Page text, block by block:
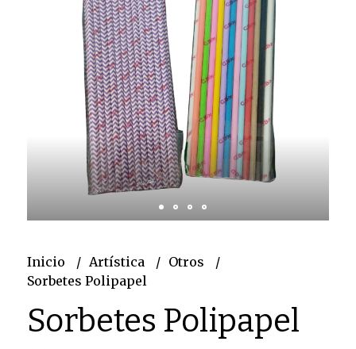
Inicio Artística
Otros
Sorbetes Polipapel
Sorbetes Polipapel